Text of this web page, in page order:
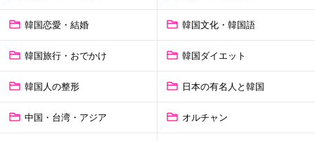
韓国恋愛・結婚 韓国文化・韓国語
韓国旅行・おでかけ 韓国ダイエット
韓国人の整形 日本の有名人と韓国
中国・台湾・アジア オルチャン